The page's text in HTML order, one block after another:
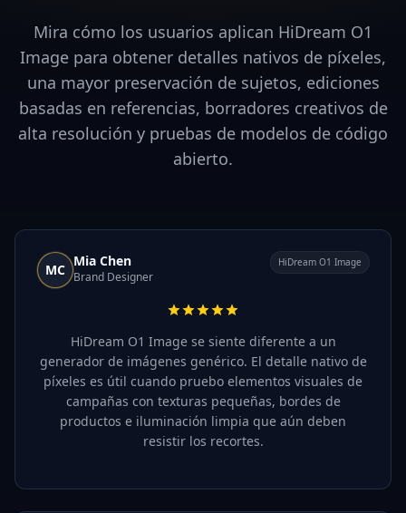
Mira cómo los usuarios aplican HiDream O1
Image para obtener detalles nativos de píxeles,
una mayor preservación de sujetos, ediciones
basadas en referencias, borradores creativos de
alta resolución y pruebas de modelos de código
abierto.
MC
Mia Chen
Brand Designer
HiDream O1 Image
HiDream O1 Image se siente diferente a un
generador de imágenes genérico. El detalle nativo de
píxeles es útil cuando pruebo elementos visuales de
campañas con texturas pequeñas, bordes de
productos e iluminación limpia que aún deben
resistir los recortes.